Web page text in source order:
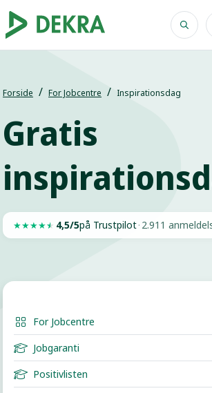
Forside For Jobcentre Inspirationsdag
Gratis
★★★★★ 4,5/5på Trustpilot· 2.911
For Jobcentre
Jobgaranti
Positivlisten